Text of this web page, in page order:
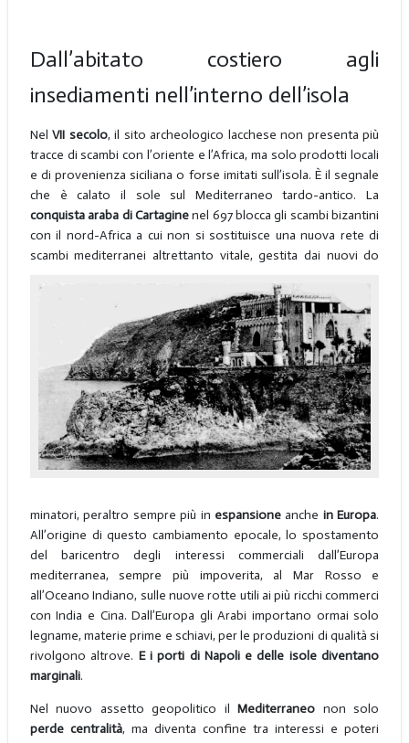
Dall’abitato costiero agli
insediamenti nell’interno dell’isola
NelVII secolo, il sito archeologico lacchese non presenta più
tracce di scambi con l’oriente e l’Africa, ma solo prodotti locali
e di provenienza siciliana o forse imitati sull’isola. È il segnale
che è calato il sole sul Mediterraneo tardo-antico. La
conquista araba di Cartaginenel 697 blocca gli scambi bizantini
con il nord-Africa a cui non si sostituisce una nuova rete di
scambi mediterranei altrettanto vitale, gestita dai nuovi do
minatori, peraltro sempre più in espansioneanche in Europa.
All’origine di questo cambiamento epocale, lo spostamento
del baricentro degli interessi commerciali dall’Europa
mediterranea, sempre più impoverita, al Mar Rosso e
all’Oceano Indiano, sulle nuove rotte utili ai più ricchi commerci
con India e Cina. Dall’Europa gli Arabi importano ormai solo
legname, materie prime e schiavi, per le produzioni di qualità si
rivolgono altrove. E i porti di Napoli e delle isole diventano
marginali.
Nel nuovo assetto geopolitico ilMediterraneo non solo
perde centralità, ma diventa confine tra interessi e poteri